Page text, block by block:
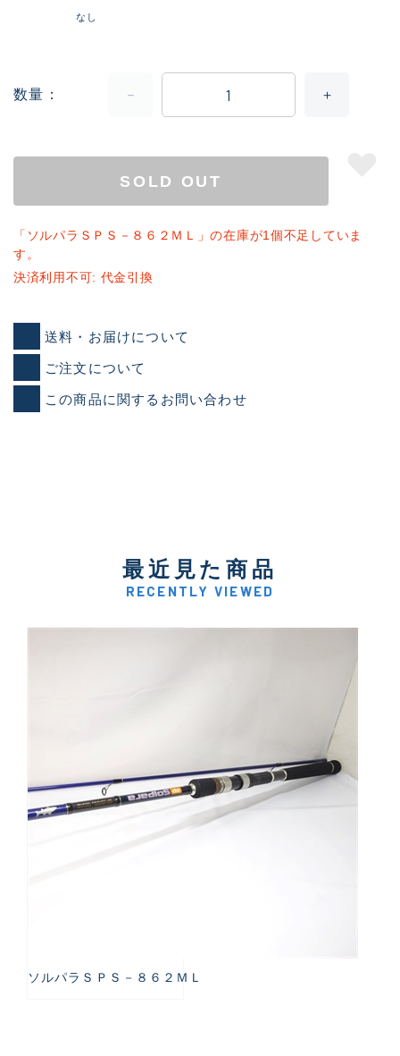
なし
数量
SOLD OUT
「ソルパラＳＰＳ－８６２ＭＬ」の在庫が1個不足していま
す。
決済利用不可: 代金引換
送料・お届けについて
ご注文について
この商品に関するお問い合わせ
最近見た商品
RECENTLY VIEWED
ソルパラＳＰＳ－８６２ＭＬ